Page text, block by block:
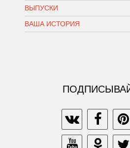
ВЫПУСКИ
ВАША ИСТОРИЯ